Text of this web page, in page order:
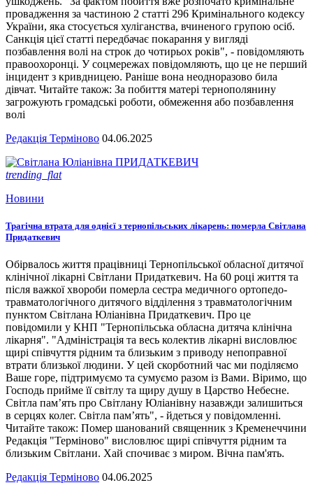
провадження за частиною 2 статті 296 Кримінального кодексу
України, яка стосується хуліганства, вчиненого групою осіб.
Санкція цієї статті передбачає покарання у вигляді
позбавлення волі на строк до чотирьох років", - повідомляють
правоохоронці. У соцмережах повідомляють, що це не перший
інцидент з кривдницею. Раніше вона неодноразово била
дівчат. Читайте також: За побиття матері тернополянину
загрожують громадські роботи, обмеження або позбавлення
волі
Редакція Терміново 04.06.2025
trending_flat
Новини
Трагічна втрата для однієї з тернопільських лікарень: померла Світлана
Придаткевич
Обірвалось життя працівниці Тернопільської обласної дитячої
клінічної лікарні Світлани Придаткевич. На 60 році життя та
після важкої хвороби померла сестра медичного ортопедо-
травматологічного дитячого відділення з травматологічним
пунктом Світлана Юліанівна Придаткевич. Про це
повідомили у КНП "Тернопільська обласна дитяча клінічна
лікарня". "Адміністрація та весь колектив лікарні висловлює
щирі співчуття рідним та близьким з приводу непоправної
втрати близької людини. У цей скорботний час ми поділяємо
Ваше горе, підтримуємо та сумуємо разом із Вами. Віримо, що
Господь прийме її світлу та щиру душу в Царство Небесне.
Світла пам’ять про Світлану Юліанівну назавжди залишиться
в серцях колег. Світла пам’ять", - йдеться у повідомленні.
Читайте також: Помер шанований священник з Кременеччини
Редакція "Терміново" висловлює щирі співчуття рідним та
близьким Світлани. Хай спочиває з миром. Вічна пам'ять.
Редакція Терміново 04.06.2025